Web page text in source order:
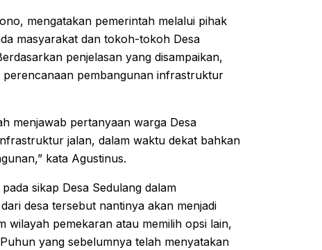
mengatakan pemerintah melalui pihak
masyarakat dan tokoh-tokoh Desa
penjelasan yang disampaikan,
pembangunan infrastruktur
menjawab pertanyaan warga Desa
jalan, dalam waktu dekat bahkan
kata Agustinus.
sikap Desa Sedulang dalam
desa tersebut nantinya akan menjadi
wilayah pemekaran atau memilih opsi lain,
yang sebelumnya telah menyatakan